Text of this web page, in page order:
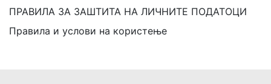
ПРАВИЛА ЗА ЗАШТИТА НА ЛИЧНИТЕ ПОДАТОЦИ
Правила и услови на користење